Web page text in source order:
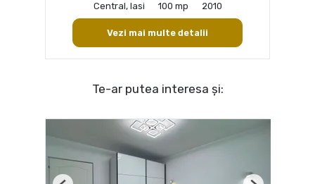
Central, Iasi
100 mp 2010
Vezi mai multe detalii
Te-ar putea interesa și: